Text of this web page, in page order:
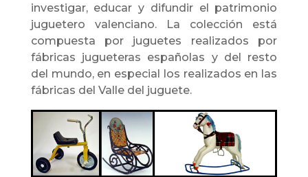
investigar, educar y difundir el patrimonio
juguetero valenciano. La colección está
compuesta por juguetes realizados por
fábricas jugueteras españolas y del resto
del mundo, en especial los realizados en las
fábricas del Valle del juguete.